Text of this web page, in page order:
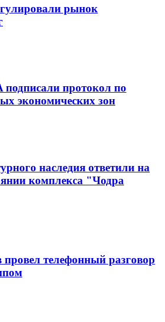
рынок
подписали протокол по
экономических зон
наследия ответили на
комплекса "Чодра
телефонный разговор